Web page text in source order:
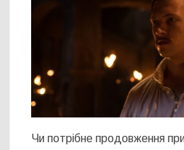
Чи потрібне продовження